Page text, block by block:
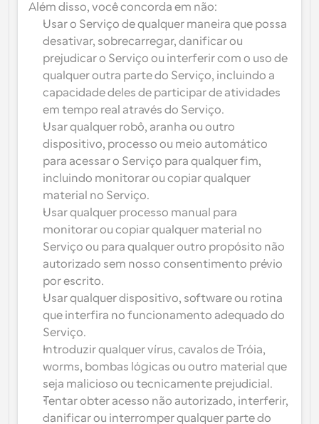
Além disso, você concorda em não:
Usar o Serviço de qualquer maneira que possa
desativar, sobrecarregar, danificar ou
prejudicar o Serviço ou interferir com o uso de
qualquer outra parte do Serviço, incluindo a
capacidade deles de participar de atividades
em tempo real através do Serviço.
Usar qualquer robô, aranha ou outro
dispositivo, processo ou meio automático
para acessar o Serviço para qualquer fim,
incluindo monitorar ou copiar qualquer
material no Serviço.
Usar qualquer processo manual para
monitorar ou copiar qualquer material no
Serviço ou para qualquer outro propósito não
autorizado sem nosso consentimento prévio
por escrito.
Usar qualquer dispositivo, software ou rotina
que interfira no funcionamento adequado do
Serviço.
Introduzir qualquer vírus, cavalos de Tróia,
worms, bombas lógicas ou outro material que
seja malicioso ou tecnicamente prejudicial.
Tentar obter acesso não autorizado, interferir,
danificar ou interromper qualquer parte do